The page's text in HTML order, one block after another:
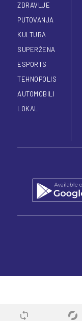
ZDRAVLJE
PUTOVANJA
KULTURA
SUPERŽENA
ESPORTS
TEHNOPOLIS
AUTOMOBILI
LOKAL